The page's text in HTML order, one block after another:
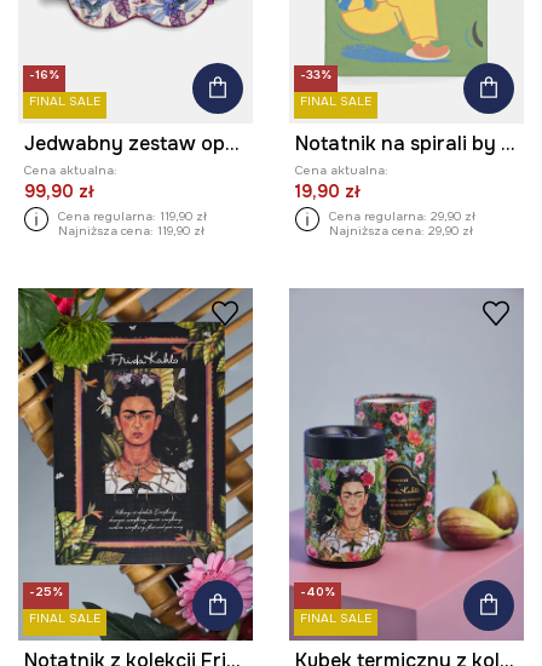
-16%
FINAL SALE
Jedwabny zestaw opaska na oczy i gumki do włosów z kolekcji Ilona Tambor x Medicine
Cena aktualna:
99,90 zł
Cena regularna: 119,90 zł
Najniższa cena: 119,90 zł
-33%
FINAL SALE
Notatnik na spirali by Jagoda Pecela, Grafika Polska
Cena aktualna:
19,90 zł
Cena regularna: 29,90 zł
Najniższa cena: 29,90 zł
-25%
FINAL SALE
Notatnik z kolekcji Frida
-40%
FINAL SALE
Kubek termiczny z kolekcji Frida